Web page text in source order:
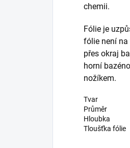
chemii.
Fólie je
fólie není
přes okraj
horní
nožíkem.
Tvar
Průměr
Hloubka
Tloušťka fólie